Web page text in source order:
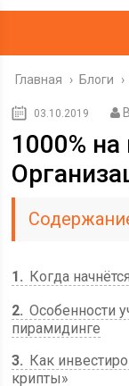
Главная › Блоги ›
03.10.2019
1000%
1
Когда
2 Особенности
пирамидинге
3
Как
крипты»